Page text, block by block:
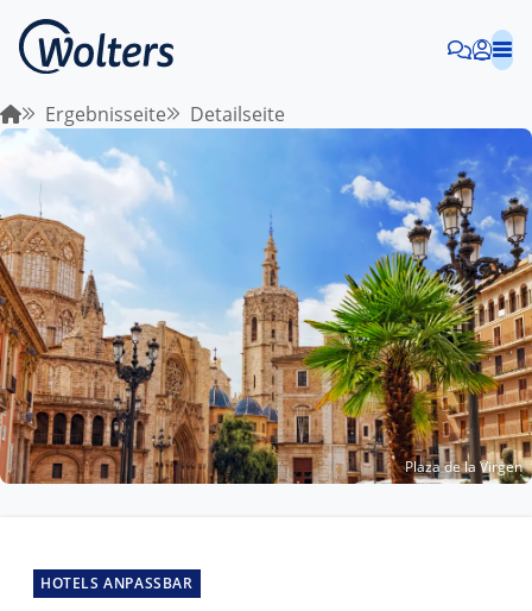
Ergebnisseite Detailseite
Plaza de la Virgen
HOTELS ANPASSBAR